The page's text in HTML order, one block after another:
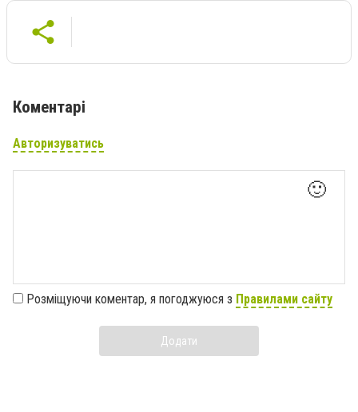
Коментарі
Авторизуватись
🙂
Розміщуючи коментар, я погоджуюся з Правилами сайту
Додати